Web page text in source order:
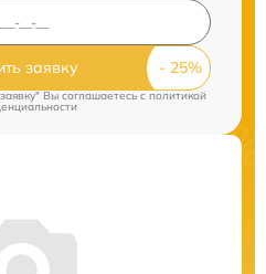
заявку
Вы соглашаетесь c политикой